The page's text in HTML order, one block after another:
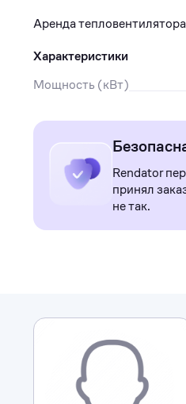
Аренда
Характеристики
Мощность (кВт)
Rendator
принял
не так.